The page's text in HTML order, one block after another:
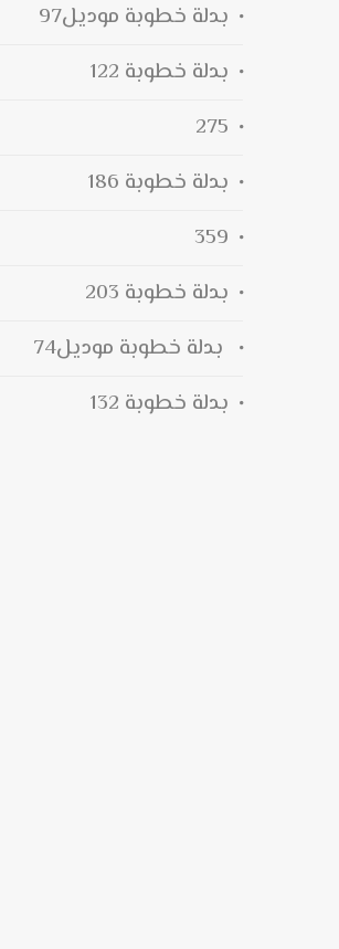
بدلة خطوبة موديل97
بدلة خطوبة 122
275
بدلة خطوبة 186
359
بدلة خطوبة 203
بدلة خطوبة موديل74
بدلة خطوبة 132